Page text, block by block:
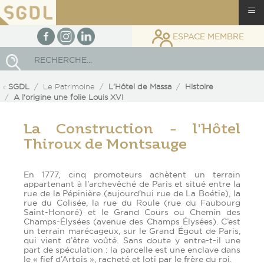
facebookInstagram
linkedin ESPACE MEMBRE
SGDL Le Patrimoine L'Hôtel de Massa
Histoire
A l'origine une folie Louis XVI
La Construction - l'Hôtel
Thiroux de Montsauge
En 1777, cinq promoteurs achètent un terrain
appartenant à l'archevêché de Paris et situé entre la
rue de la Pépinière (aujourd'hui rue de La Boétie), la
rue du Colisée, la rue du Roule (rue du Faubourg
Saint-Honoré) et le Grand Cours ou Chemin des
Champs-Élysées (avenue des Champs Élysées). C’est
un terrain marécageux, sur le Grand Égout de Paris,
qui vient d’être voûté. Sans doute y entre-t-il une
part de spéculation : la parcelle est une enclave dans
le « fief d’Artois », racheté et loti par le frère du roi.
≡